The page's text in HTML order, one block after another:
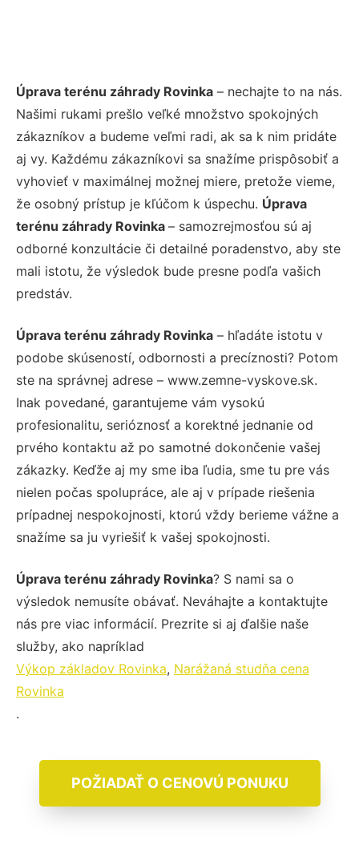
Úprava terénu záhrady Rovinka – nechajte to na nás.
Našimi rukami prešlo veľké množstvo spokojných
zákazníkov a budeme veľmi radi, ak sa k nim pridáte
aj vy. Každému zákazníkovi sa snažíme prispôsobiť a
vyhovieť v maximálnej možnej miere, pretože vieme,
že osobný prístup je kľúčom k úspechu. Úprava
terénu záhrady Rovinka – samozrejmosťou sú aj
odborné konzultácie či detailné poradenstvo, aby ste
mali istotu, že výsledok bude presne podľa vašich
predstáv.
Úprava terénu záhrady Rovinka – hľadáte istotu v
podobe skúseností, odbornosti a precíznosti? Potom
ste na správnej adrese – www.zemne-vyskove.sk.
Inak povedané, garantujeme vám vysokú
profesionalitu, serióznosť a korektné jednanie od
prvého kontaktu až po samotné dokončenie vašej
zákazky. Keďže aj my sme iba ľudia, sme tu pre vás
nielen počas spolupráce, ale aj v prípade riešenia
prípadnej nespokojnosti, ktorú vždy berieme vážne a
snažíme sa ju vyriešiť k vašej spokojnosti.
Úprava terénu záhrady Rovinka? S nami sa o
výsledok nemusíte obávať. Neváhajte a kontaktujte
nás pre viac informácií. Prezrite si aj ďalšie naše
služby, ako napríklad
Výkop základov Rovinka, Narážaná studňa cena
Rovinka
.
POŽIADAŤ O CENOVÚ PONUKU